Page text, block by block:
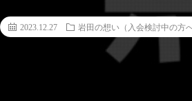
2023.12.27 岩田の想い（入会検討中の方へ